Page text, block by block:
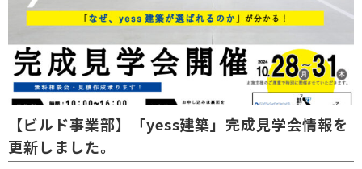
【ビルド事業部】「yess建築」完成見学会情報を
更新しました。